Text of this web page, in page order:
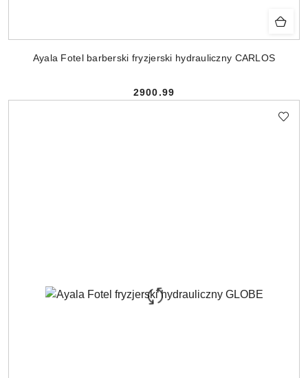
Ayala Fotel barberski fryzjerski hydrauliczny CARLOS
Cena:
2900.99